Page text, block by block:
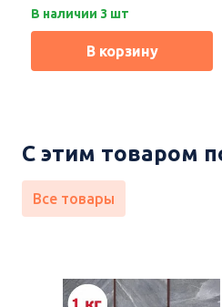
В наличии 3 шт
В корзину
С этим товаром
Все товары